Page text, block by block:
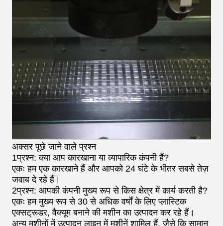
अक्सर पूछे जाने वाले प्रश्न
1प्रश्न: क्या आप कारखाना या व्यापारिक कंपनी हैं?
एकः हम एक कारखाने हैं और आपको 24 घंटे के भीतर सबसे तेज़
जवाब दे रहे हैं।
2प्रश्न: आपकी कंपनी मुख्य रूप से किस क्षेत्र में कार्य करती है?
एकः हम मुख्य रूप से 30 से अधिक वर्षों के लिए प्लास्टिक
एक्सट्रूडर, वैक्यूम बनाने की मशीन का उत्पादन कर रहे हैं।
अन्य मशीनों में उत्पादन लाइन में मशीनें शामिल हैं, जैसे कि सामान